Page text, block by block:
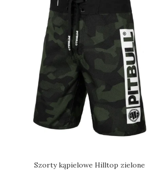
Szorty kąpielowe Hilltop zielone